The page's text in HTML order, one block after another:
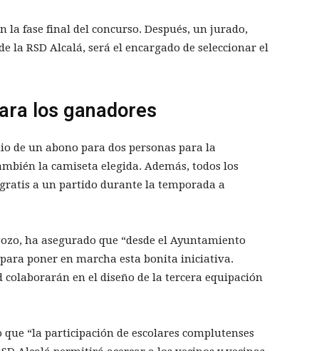
la fase final del concurso. Después, un jurado,
la RSD Alcalá, será el encargado de seleccionar el
los ganadores
de un abono para dos personas para la
la camiseta elegida. Además, todos los
a un partido durante la temporada a
ha asegurado que “desde el Ayuntamiento
poner en marcha esta bonita iniciativa.
colaborarán en el diseño de la tercera equipación
“la participación de escolares complutenses